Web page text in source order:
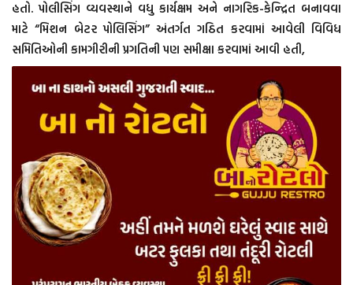
હતો. પોલીસિંગ વ્યવસ્થાને વધુ કાર્યક્ષમ અને નાગરિક-કેન્દ્રિત બનાવવા
માટે “મિશન બેટર પોલિસિંગ” અંતર્ગત ગઠિત કરવામાં આવેલી વિવિધ
સમિતિઓની કામગીરીની પ્રગતિની પણ સમીક્ષા કરવામાં આવી હતી,